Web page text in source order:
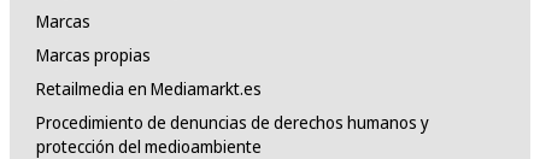
Marcas
Marcas propias
Retailmedia en Mediamarkt.es
Procedimiento de denuncias de derechos humanos y
protección del medioambiente